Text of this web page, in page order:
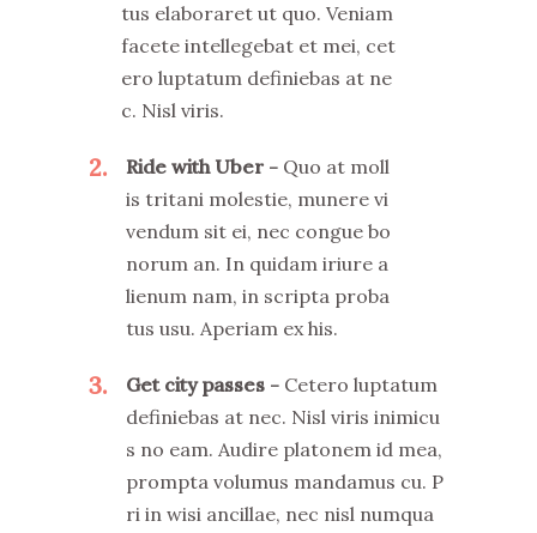
tus elaboraret ut quo. Veniam
facete intellegebat et mei, cet
ero luptatum definiebas at ne
c. Nisl viris.
2 Ride with Uber
Quo at moll
is tritani molestie, munere vi
vendum sit ei, nec congue bo
norum an. In quidam iriure a
lienum nam, in scripta proba
tus usu. Aperiam ex his.
3 Get city passes
Cetero luptatum
definiebas at nec. Nisl viris inimicu
s no eam. Audire platonem id mea,
prompta volumus mandamus cu. P
ri in wisi ancillae, nec nisl numqua